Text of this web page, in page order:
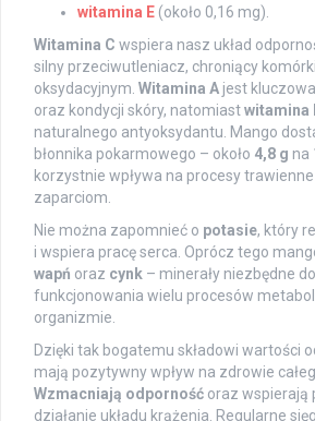
witamina E (około 0,16 mg).
Witamina C wspiera nasz układ
silny przeciwutleniacz, chroniący
oksydacyjnym. Witamina A jest
oraz kondycji skóry, natomiastwitamina
naturalnego antyoksydantu. Mango
błonnika pokarmowego – około 4,8 g na
korzystnie wpływa na procesy
zaparciom.
Nie można zapomnieć o potasie, który
i wspiera pracę serca. Oprócz tego
wapń oraz cynk – minerały niezbędne
funkcjonowania wielu procesów
organizmie.
Dzięki tak bogatemu składowi wartości
mają pozytywny wpływ na zdrowie
Wzmacniają odporność oraz wspierają
działanie układu krążenia. Regularne